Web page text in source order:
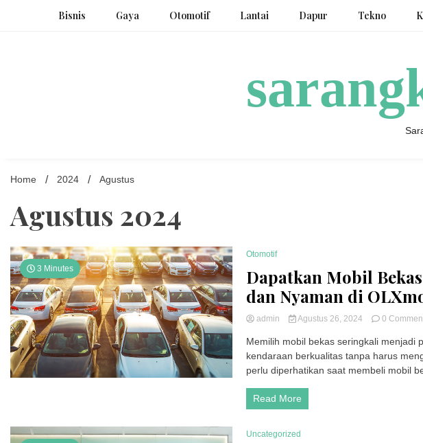
Bisnis Gaya Otomotif Lantai Dapur Tekno
Home 2024 Agustus
Agustus 2024
3 Minutes
Otomotif
Dapatkan Mobil
dan Nyaman di
admin Agustus 26, 2024 0
Memilih mobil bekas seringkali menjadi
kendaraan berkualitas tanpa harus
perlu diperhatikan saat membeli mobil
Read More
Uncategorized